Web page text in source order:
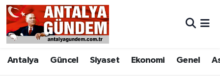
Antalya Güncel Siyaset Ekonomi Genel
Antalya
Asayiş
Antalya Nöbetçi Eczaneler
Antalya Hava Durumu